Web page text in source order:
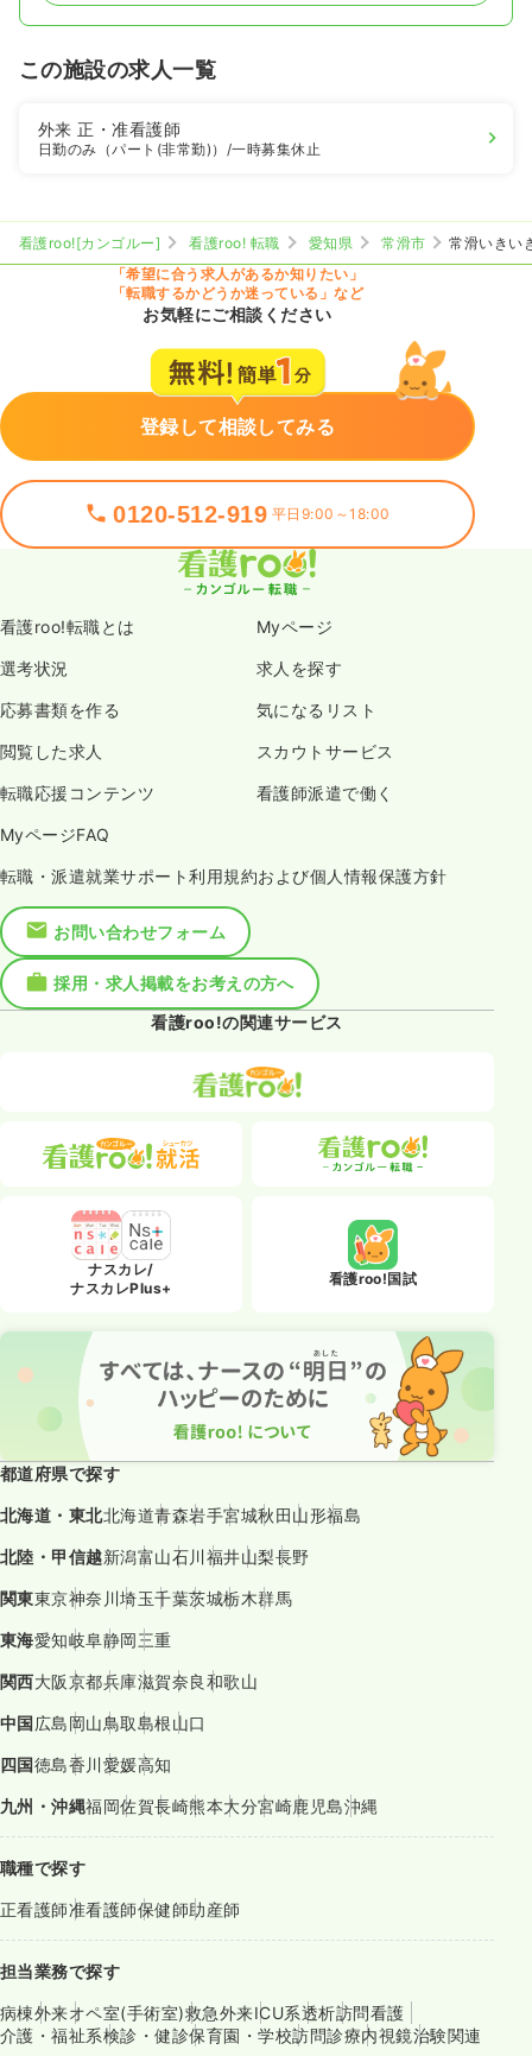
この施設の求人一覧
外来正・准看護師
日勤のみ（パート(非常勤)） /一時募集休止
看護roo![カンゴルー] 看護roo! 転職 愛知県 常滑市
常滑いきい
「希望に合う求人があるか知りたい」
「転職するかどうか迷っている」など
お気軽にご相談ください
登録して相談してみる
0120-512-919 平日9:00～18:00
看護roo!転職とは Myページ
選考状況 求人を探す
応募書類を作る 気になるリスト
閲覧した求人 スカウトサービス
転職応援コンテンツ 看護師派遣で働く
MyページFAQ
転職・派遣就業サポート利用規約および個人情報保護方針
お問い合わせフォーム
採用・求人掲載をお考えの方へ
看護roo!の関連サービス
ナスカレ/
ナスカレPlus+
看護roo!国試
都道府県で探す
北海道・東北北海道青森岩手宮城秋田 山形福島
北陸・甲信越新潟富山石川 福井山梨長野
関東東京神奈川埼玉千葉茨城栃木群馬
東海愛知岐阜静岡三重
関西大阪京都兵庫滋賀奈良和歌山
中国 広島 岡山鳥取島根山口
四国徳島香川 愛媛高知
九州・沖縄福岡佐賀長崎熊本大分宮崎鹿児島沖縄
職種で探す
正看護師准看護師保健師助産師
担当業務で探す
病棟外来オペ室(手術室)救急外来ICU系透析訪問看護
介護・福祉系検診・健診保育園・学校訪問診療内視鏡治験関連